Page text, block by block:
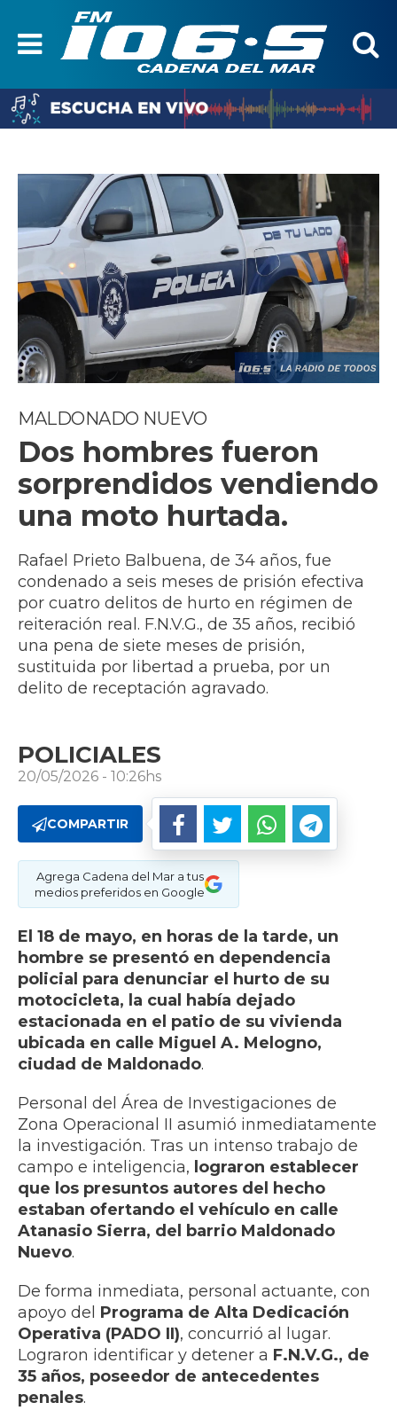
MALDONADO NUEVO
Dos hombres fueron
sorprendidos vendiendo
una moto hurtada.
Rafael Prieto Balbuena, de 34 años, fue
condenado a seis meses de prisión efectiva
por cuatro delitos de hurto en régimen de
reiteración real. F.N.V.G., de 35 años, recibió
una pena de siete meses de prisión,
sustituida por libertad a prueba, por un
delito de receptación agravado.
POLICIALES
20/05/2026 - 10:26hs
COMPARTIR
Agrega Cadena del Mar a tus
medios preferidos en Google
El 18 de mayo, en horas de la tarde, un
hombre se presentó en dependencia
policial para denunciar el hurto de su
motocicleta, la cual había dejado
estacionada en el patio de su vivienda
ubicada en calle Miguel A. Melogno,
ciudad de Maldonado.
Personal del Área de Investigaciones de
Zona Operacional II asumió inmediatamente
la investigación. Tras un intenso trabajo de
campo e inteligencia, lograron establecer
que los presuntos autores del hecho
estaban ofertando el vehículo en calle
Atanasio Sierra, del barrio Maldonado
Nuevo.
De forma inmediata, personal actuante, con
apoyo del Programa de Alta Dedicación
Operativa (PADO II), concurrió al lugar.
Lograron identificar y detener a F.N.V.G., de
35 años, poseedor de antecedentes
penales.